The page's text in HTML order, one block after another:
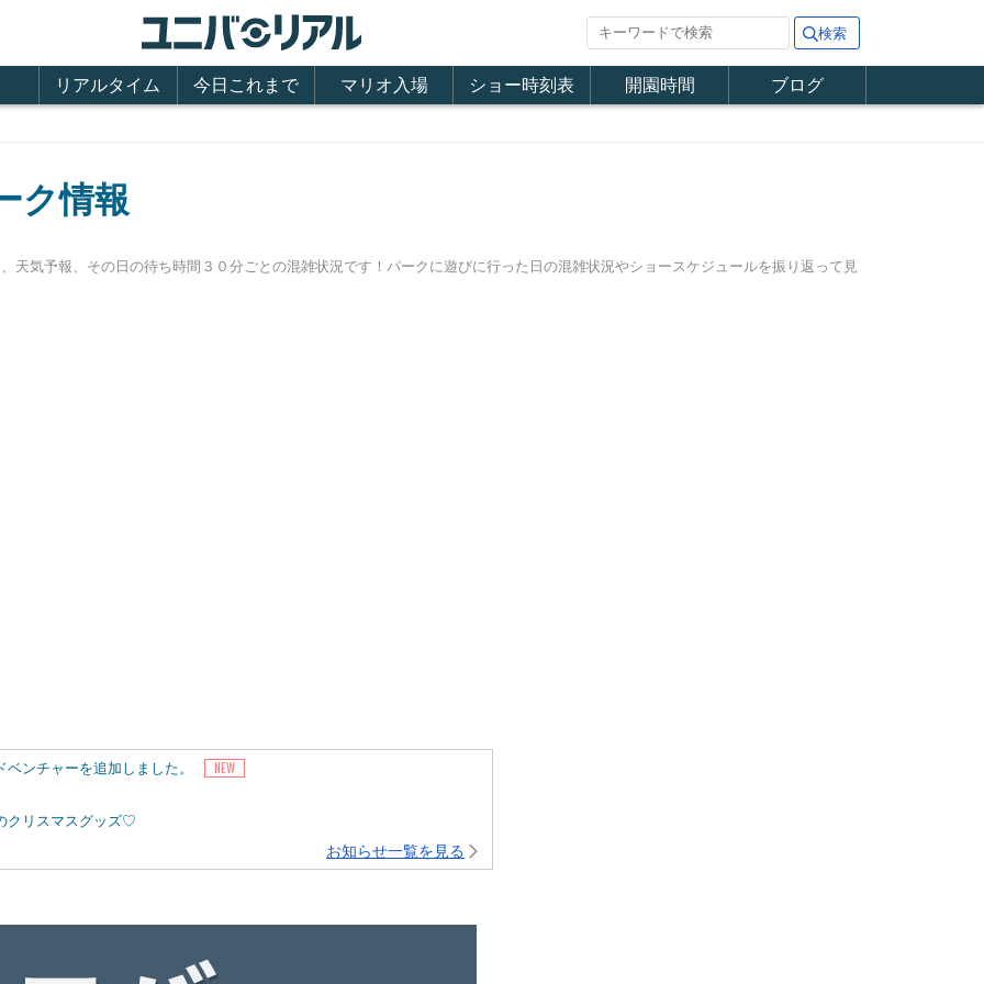
リアルタイム 今日これまで マリオ入場 ショー時刻表 開園時間 ブログ
ク情報
天気予報、その日の待ち時間３０分ごとの混雑状況です！パークに遊びに行った日の混雑状況やショースケジュールを振り返って見
ンチャーを追加しました。
クリスマスグッズ♡
お知らせ一覧を見る